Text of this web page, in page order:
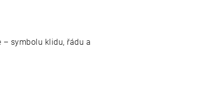
symbolu klidu, řádu a